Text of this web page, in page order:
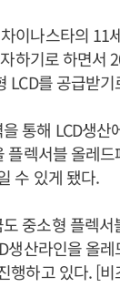
이나스타의 11
하기로 하면서
LCD를 공급받
통해 LCD생산
플렉서블 올레
수 있게 됐다.
중소형 플렉서
생산라인을 올
행하고 있다. [